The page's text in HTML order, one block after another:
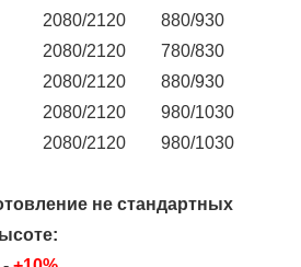
2080/2120
880/930
2080/2120
780/830
2080/2120
880/930
2080/2120
980/1030
2080/2120 980/1030
не стандартных